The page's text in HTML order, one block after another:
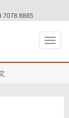
7078 8885
切
换
导